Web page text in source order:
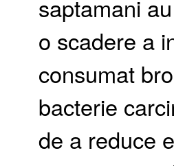
saptamani
o scadere a
consumat
bacterie
de a reduce